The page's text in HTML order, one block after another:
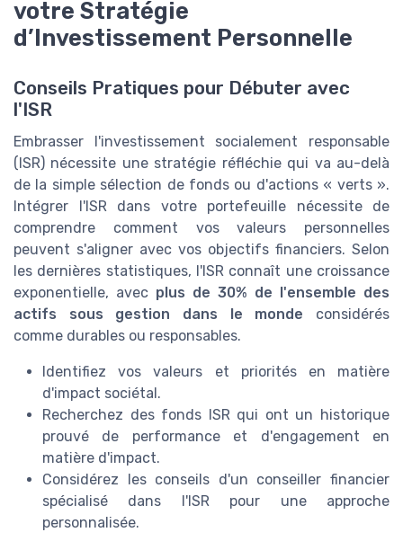
votre Stratégie
d’Investissement Personnelle
Conseils Pratiques pour Débuter avec
l'ISR
Embrasser l'investissement socialement responsable
(ISR) nécessite une stratégie réfléchie qui va au-delà
de la simple sélection de fonds ou d'actions « verts ».
Intégrer l'ISR dans votre portefeuille nécessite de
comprendre comment vos valeurs personnelles
peuvent s'aligner avec vos objectifs financiers. Selon
les dernières statistiques, l'ISR connaît une croissance
exponentielle, avec plus de 30% de l'ensemble des
actifs sous gestion dans le monde considérés
comme durables ou responsables.
Identifiez vos valeurs et priorités en matière
d'impact sociétal.
Recherchez des fonds ISR qui ont un historique
prouvé de performance et d'engagement en
matière d'impact.
Considérez les conseils d'un conseiller financier
spécialisé dans l'ISR pour une approche
personnalisée.